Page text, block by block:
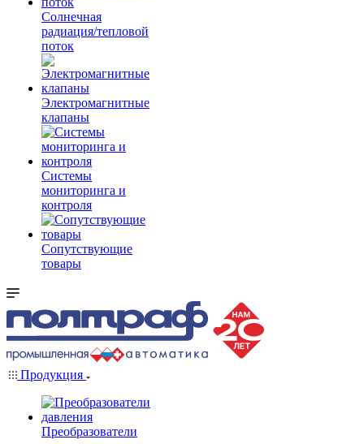
Солнечная
радиация/тепловой
поток
Электромагнитные
клапаны
Системы
мониторинга и
контроля
Сопутствующие
товары
Продукция
Преобразователи